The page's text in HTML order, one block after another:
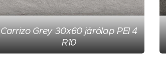
Carrizo Grey 30x60 járólap PEI 4
R10